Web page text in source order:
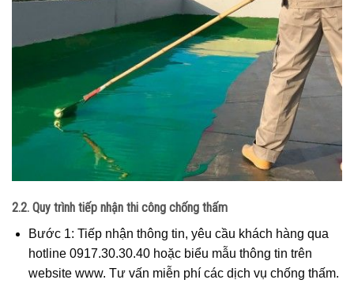
2.2. Quy trình tiếp nhận thi công chống thấm
Bước 1: Tiếp nhận thông tin, yêu cầu khách hàng qua
hotline 0917.30.30.40 hoặc biểu mẫu thông tin trên
website www. Tư vấn miễn phí các dịch vụ chống thấm.